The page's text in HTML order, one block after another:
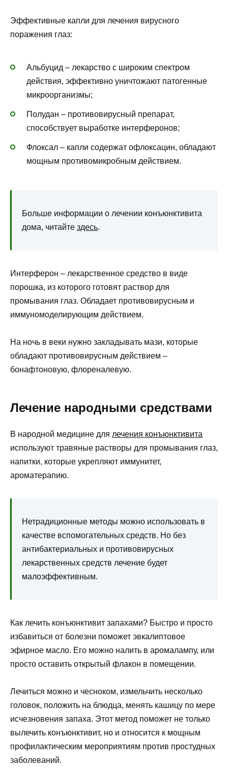
Эффективные капли для лечения вирусного
поражения глаз:
Альбуцид – лекарство с широким спектром
действия, эффективно уничтожают патогенные
микроорганизмы;
Полудан – противовирусный препарат,
способствует выработке интерферонов;
Флоксал – капли содержат офлоксацин, обладают
мощным противомикробным действием.
Больше информации о лечении конъюнктивита
дома, читайте здесь.
Интерферон – лекарственное средство в виде
порошка, из которого готовят раствор для
промывания глаз. Обладает противовирусным и
иммуномоделирующим действием.
На ночь в веки нужно закладывать мази, которые
обладают противовирусным действием –
бонафтоновую, флореналевую.
Лечение народными средствами
В народной медицине для лечения конъюнктивита
используют травяные растворы для промывания глаз,
напитки, которые укрепляют иммунитет,
ароматерапию.
Нетрадиционные методы можно использовать в
качестве вспомогательных средств. Но без
антибактериальных и противовирусных
лекарственных средств лечение будет
малоэффективным.
Как лечить конъюнктивит запахами? Быстро и просто
избавиться от болезни поможет эвкалиптовое
эфирное масло. Его можно налить в аромалампу, или
просто оставить открытый флакон в помещении.
Лечиться можно и чесноком, измельчить несколько
головок, положить на блюдца, менять кашицу по мере
исчезновения запаха. Этот метод поможет не только
вылечить конъюнктивит, но и относится к мощным
профилактическим мероприятиям против простудных
заболеваний.